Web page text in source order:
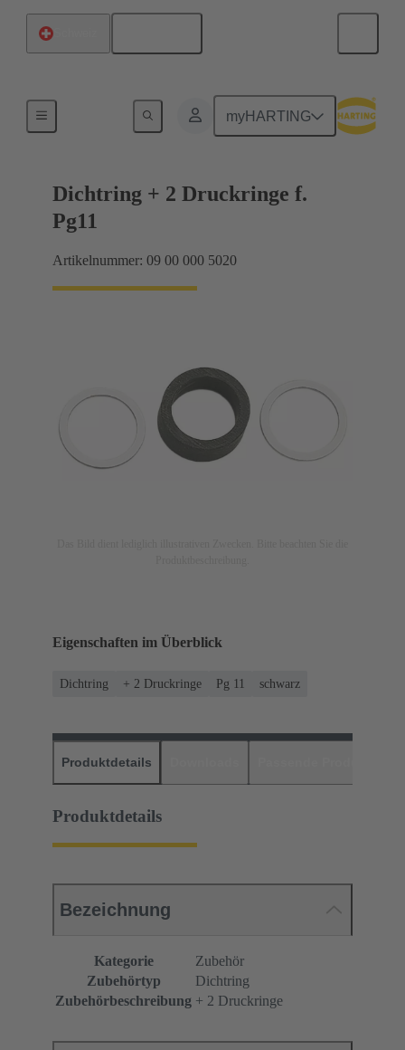
myHARTING
Kabelverschraubungen
Dichtring + 2 Druckringe f.
Pg11
Artikelnummer: 09 00 000 5020
Eigenschaften im Überblick
Dichtring + 2 Druckringe Pg 11 schwarz
Produktdetails
Produktdetails
Bezeichnung
Kategorie
Zubehör
Zubehörtyp
Dichtring
Zubehörbeschreibung + 2 Druckringe